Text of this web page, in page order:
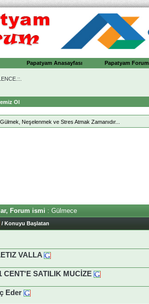
Papatyam Anasayfası Papatyam Forum
Ol
Neşelenmek ve Stres Atmak Zamanıdır...
Forum ismi : Gülmece
/ Konuyu Başlatan
VALLA
CENT'E SATILIK MUCİZE
Eder